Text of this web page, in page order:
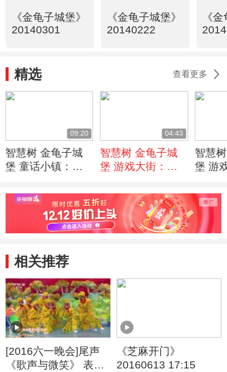
《金龟子城堡》
20140301
《金龟子城堡》
20140222
《
精选 查看更多
09:20
智慧树 金龟子城
堡 童话小镇：朋
友们 20130831
04:43
智慧树 金龟子城
堡 游戏大街：在
路中央 20130831
智慧
堡 游
自己
相关推荐
[2016六一晚会]尾声
《歌声与微笑》 表
《芝麻开门》
20160613 17:15